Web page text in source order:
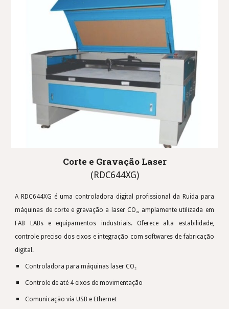
Corte e Gravação Laser
(RDC644XG)
A RDC644XG é uma controladora digital profissional da Ruida para
máquinas de corte e gravação a laser CO₂, amplamente utilizada em
FAB LABs e equipamentos industriais. Oferece alta estabilidade,
controle preciso dos eixos e integração com softwares de fabricação
digital.
Controladora para máquinas laser CO₂
Controle de até 4 eixos de movimentação
Comunicação via USB e Ethernet